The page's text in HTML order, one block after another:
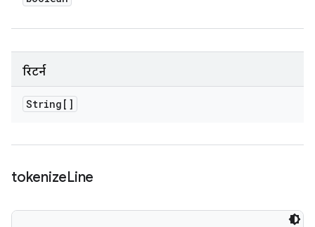
रिटर्न
String[]
tokenizeLine